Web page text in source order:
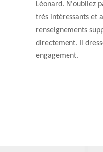
Léonard. N'oubliez
très intéressants et
renseignements
directement. Il
engagement.